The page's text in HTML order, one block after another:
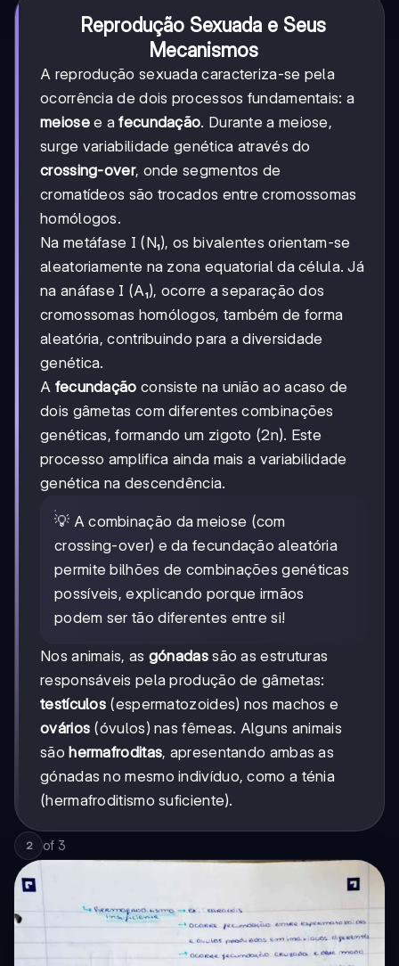
Reprodução Sexuada e Seus
Mecanismos
A reprodução sexuada caracteriza-se pela
ocorrência de dois processos fundamentais: a
meiosee afecundação. Durante a meiose,
surge variabilidade genética através do
crossing-over, onde segmentos de
cromatídeos são trocados entre cromossomas
homólogos.
Na metáfase I (N₁), os bivalentes orientam-se
aleatoriamente na zona equatorial da célula. Já
na anáfase I (A₁), ocorre a separação dos
cromossomas homólogos, também de forma
aleatória, contribuindo para a diversidade
genética.
A fecundação consiste na união ao acaso de
dois gâmetas com diferentes combinações
genéticas, formando um zigoto (2n). Este
processo amplifica ainda mais a variabilidade
genética na descendência.
💡 A combinação da meiose (com
crossing-over) e da fecundação aleatória
permite bilhões de combinações genéticas
possíveis, explicando porque irmãos
podem ser tão diferentes entre si!
Nos animais, as gónadassão as estruturas
responsáveis pela produção de gâmetas:
testículos (espermatozoides) nos machos e
ovários (óvulos) nas fêmeas. Alguns animais
sãohermafroditas, apresentando ambas as
gónadas no mesmo indivíduo, como a ténia
(hermafroditismo suficiente).
2 of 3